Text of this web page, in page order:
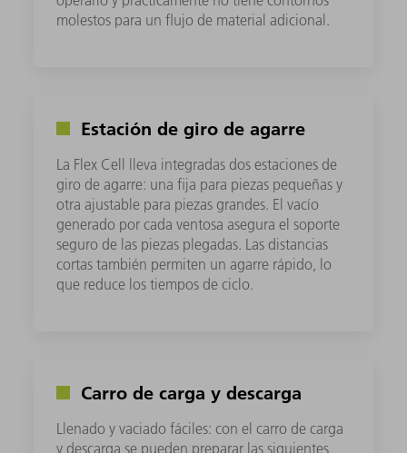
molestos para un flujo de material adicional.
Estación de giro de agarre
La Flex Cell lleva integradas dos estaciones de
giro de agarre: una fija para piezas pequeñas y
otra ajustable para piezas grandes. El vacío
generado por cada ventosa asegura el soporte
seguro de las piezas plegadas. Las distancias
cortas también permiten un agarre rápido, lo
que reduce los tiempos de ciclo.
Carro de carga y descarga
Llenado y vaciado fáciles: con el carro de carga
y descarga se pueden preparar las siguientes